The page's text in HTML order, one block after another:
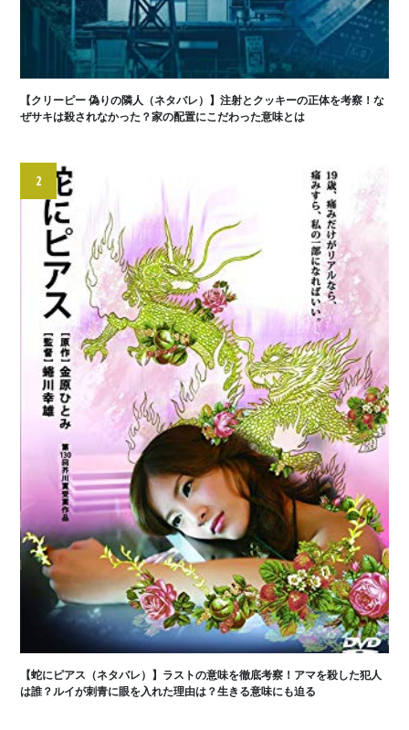
【クリーピー 偽りの隣人（ネタバレ）】注射とクッキーの正体を考察！な
ぜサキは殺されなかった？家の配置にこだわった意味とは
2
【蛇にピアス（ネタバレ）】ラストの意味を徹底考察！アマを殺した犯人
は誰？ルイが刺青に眼を入れた理由は？生きる意味にも迫る